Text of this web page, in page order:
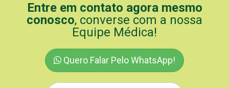
Entre em contato agora mesmo
conosco, converse com a nossa
Equipe Médica!
Quero Falar Pelo WhatsApp!